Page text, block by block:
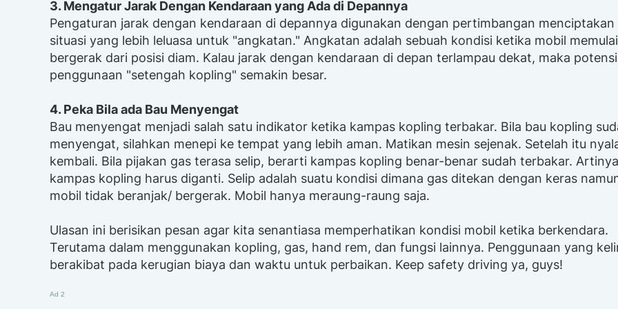
3. Mengatur Jarak Dengan Kendaraan yang Ada di Depannya
Pengaturan jarak dengan kendaraan di depannya digunakan dengan pertimbangan menciptakan
situasi yang lebih leluasa untuk "angkatan." Angkatan adalah sebuah kondisi ketika mobil memulai
bergerak dari posisi diam. Kalau jarak dengan kendaraan di depan terlampau dekat, maka potensi
penggunaan "setengah kopling" semakin besar.
4. Peka Bila ada Bau Menyengat
Bau menyengat menjadi salah satu indikator ketika kampas kopling terbakar. Bila bau kopling
menyengat, silahkan menepi ke tempat yang lebih aman. Matikan mesin sejenak. Setelah itu
kembali. Bila pijakan gas terasa selip, berarti kampas kopling benar-benar sudah terbakar. Artinya
kampas kopling harus diganti. Selip adalah suatu kondisi dimana gas ditekan dengan keras
mobil tidak beranjak/ bergerak. Mobil hanya meraung-raung saja.
Ulasan ini berisikan pesan agar kita senantiasa memperhatikan kondisi mobil ketika berkendara.
Terutama dalam menggunakan kopling, gas, hand rem, dan fungsi lainnya. Penggunaan yang
berakibat pada kerugian biaya dan waktu untuk perbaikan. Keep safety driving ya, guys!
Ad 2